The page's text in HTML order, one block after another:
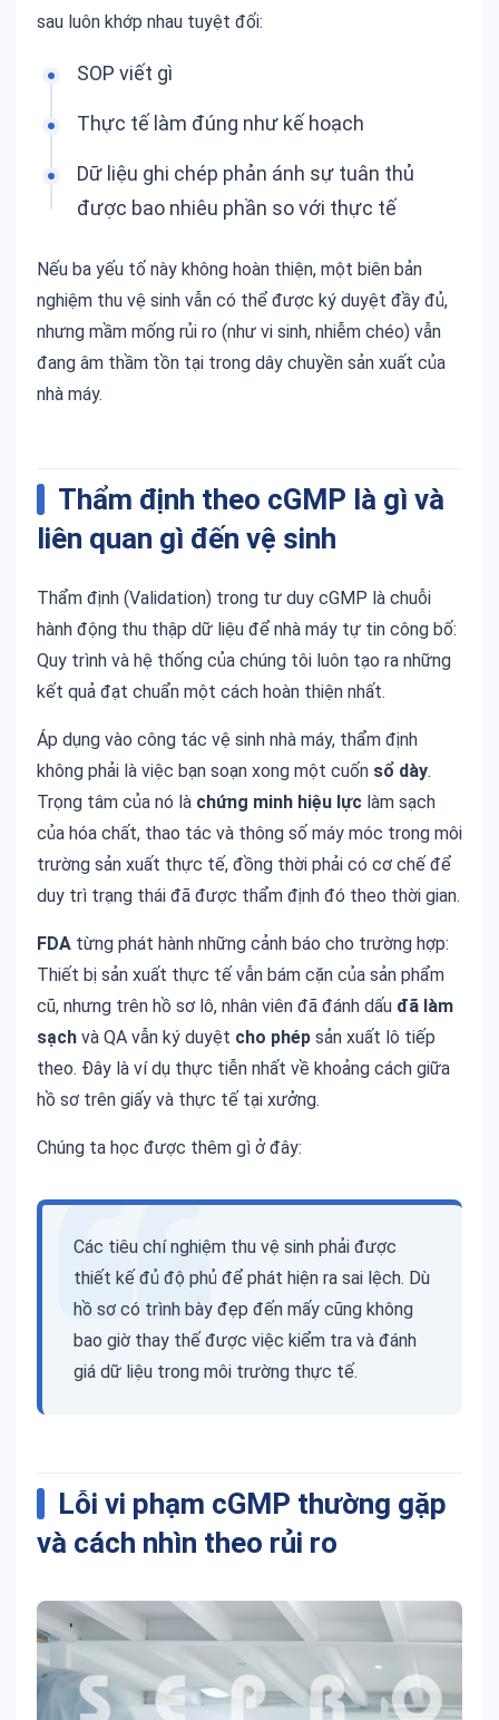
sau luôn khớp nhau tuyệt đối:
SOP viết gì
Thực tế làm đúng như kế hoạch
Dữ liệu ghi chép phản ánh sự tuân thủ
được bao nhiêu phần so với thực tế
Nếu ba yếu tố này không hoàn thiện, một biên bản
nghiệm thu vệ sinh vẫn có thể được ký duyệt đầy đủ,
nhưng mầm mống rủi ro (như vi sinh, nhiễm chéo) vẫn
đang âm thầm tồn tại trong dây chuyền sản xuất của
nhà máy.
Thẩm định theo cGMP là gì và
liên quan gì đến vệ sinh
Thẩm định (Validation) trong tư duy cGMP là chuỗi
hành động thu thập dữ liệu để nhà máy tự tin công bố:
Quy trình và hệ thống của chúng tôi luôn tạo ra những
kết quả đạt chuẩn một cách hoàn thiện nhất.
Áp dụng vào công tác vệ sinh nhà máy, thẩm định
không phải là việc bạn soạn xong một cuốn sổ dày.
Trọng tâm của nó là chứng minh hiệu lực làm sạch
của hóa chất, thao tác và thông số máy móc trong môi
trường sản xuất thực tế, đồng thời phải có cơ chế để
duy trì trạng thái đã được thẩm định đó theo thời gian.
FDA từng phát hành những cảnh báo cho trường hợp:
Thiết bị sản xuất thực tế vẫn bám cặn của sản phẩm
cũ, nhưng trên hồ sơ lô, nhân viên đã đánh dấu đã làm
sạch và QA vẫn ký duyệt cho phép sản xuất lô tiếp
theo. Đây là ví dụ thực tiễn nhất về khoảng cách giữa
hồ sơ trên giấy và thực tế tại xưởng.
Chúng ta học được thêm gì ở đây:
Các tiêu chí nghiệm thu vệ sinh phải được
thiết kế đủ độ phủ để phát hiện ra sai lệch. Dù
hồ sơ có trình bày đẹp đến mấy cũng không
bao giờ thay thế được việc kiểm tra và đánh
giá dữ liệu trong môi trường thực tế.
Lỗi vi phạm cGMP thường gặp
và cách nhìn theo rủi ro